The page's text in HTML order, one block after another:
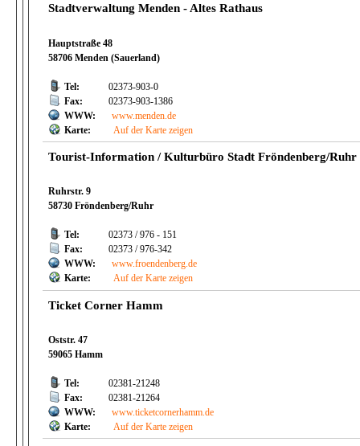
Stadtverwaltung Menden - Altes Rathaus
Hauptstraße 48
58706 Menden (Sauerland)
Tel:
02373-903-0
Fax:
02373-903-1386
WWW:
www.menden.de
Karte:
Auf der Karte zeigen
Tourist-Information / Kulturbüro Stadt Fröndenberg/Ruhr
Ruhrstr. 9
58730 Fröndenberg/Ruhr
Tel:
02373 / 976 - 151
Fax:
02373 / 976-342
WWW:
www.froendenberg.de
Karte:
Auf der Karte zeigen
Ticket Corner Hamm
Oststr. 47
59065 Hamm
Tel:
02381-21248
Fax:
02381-21264
WWW:
www.ticketcornerhamm.de
Karte:
Auf der Karte zeigen